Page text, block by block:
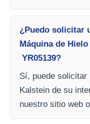
¿Puedo solicitar
Máquina de Hielo
YR05139?
Sí, puede solicitar
Kalstein de su
nuestro sitio web